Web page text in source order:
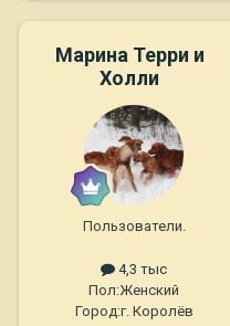
Марина Терри и
Холли
Пользователи.
4,3 тыс
Пол:Женский
Город:г. Королёв